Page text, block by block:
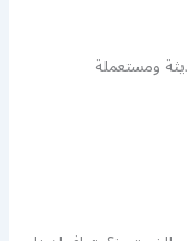
ومستعملة